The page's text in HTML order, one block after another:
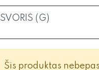
SVORIS (G)
Šis produktas